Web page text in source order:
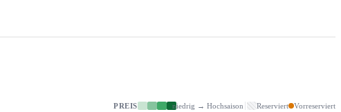
PREIS niedrig → Hochsaison Reserviert Vorreserviert